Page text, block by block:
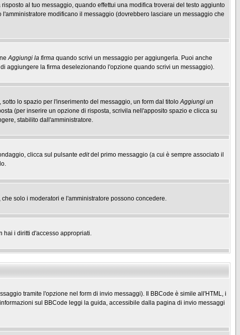
al tuo messaggio, quando effettui una modifica troverai del testo aggiunto
modificano il messaggio (dovrebbero lasciare un messaggio che
Aggiungi la firma quando scrivi un messaggio per aggiungerla. Puoi anche
aggiungere la firma deselezionando l'opzione quando scrivi un messaggio).
lo spazio per l'inserimento del messaggio, un form dal titoloAggiungi un
(per inserire un opzione di risposta, scrivila nell'apposito spazio e clicca su
stabilito dall'amministratore.
clicca sul pulsante editdel primo messaggio (a cui è sempre associato il
solo i moderatori e l'amministratore possono concedere.
hai i diritti d'accesso appropriati.
tramite l'opzione nel form di invio messaggi). Il BBCode è simile all'HTML, i
sul BBCode leggi la guida, accessibile dalla pagina di invio messaggi